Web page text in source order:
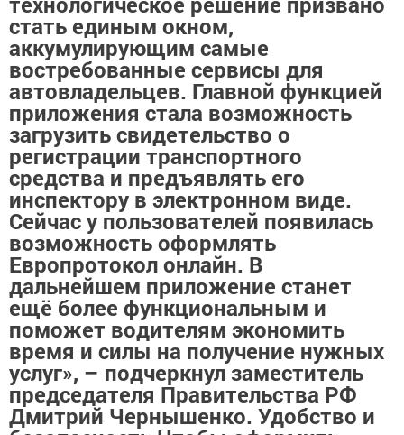
стать единым окном,
аккумулирующим самые
востребованные сервисы для
автовладельцев. Главной функцией
приложения стала возможность
загрузить свидетельство о
регистрации транспортного
средства и предъявлять его
инспектору в электронном виде.
Сейчас у пользователей появилась
возможность оформлять
Европротокол онлайн. В
дальнейшем приложение станет
ещё более функциональным и
поможет водителям экономить
время и силы на получение нужных
услуг», – подчеркнул заместитель
председателя Правительства РФ
Дмитрий Чернышенко. Удобство и